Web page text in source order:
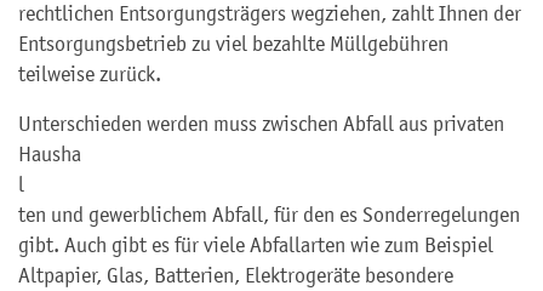
rechtlichen Entsorgungsträgers wegziehen, zahlt Ihnen der
Entsorgungsbetrieb zu viel bezahlte Müllgebühren
teilweise zurück.
Unterschieden werden muss zwischen Abfall aus privaten
Hausha
l
ten und gewerblichem Abfall, für den es Sonderregelungen
gibt. Auch gibt es für viele Abfallarten wie zum Beispiel
Altpapier, Glas, Batterien, Elektrogeräte besondere